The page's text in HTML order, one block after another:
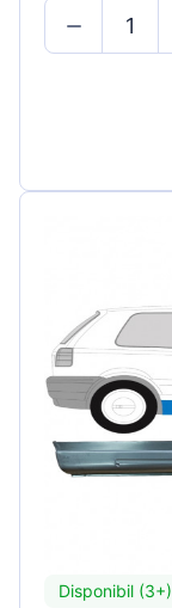
Disponibil (3+)